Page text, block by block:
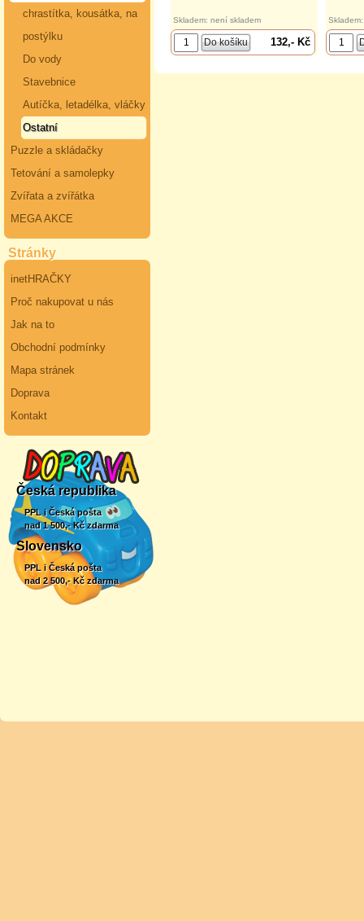
chrastítka, kousátka, na
postýlku
Do vody
Stavebnice
Autíčka, letadélka, vláčky
Ostatní
Puzzle a skládačky
Tetování a samolepky
Zvířata a zvířátka
MEGA AKCE
Stránky
inetHRAČKY
Proč nakupovat u nás
Jak na to
Obchodní podmínky
Mapa stránek
Doprava
Kontakt
Česká republika
PPL i Česká pošta
nad 1 500,- Kč zdarma
Slovensko
PPL i Česká pošta
nad 2 500,- Kč zdarma
Skladem: není skladem
132,- Kč